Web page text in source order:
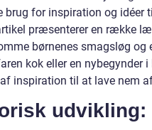
for inspiration og idéer
præsenterer en række
børnenes smagsløg
kok eller en nybegynder
inspiration til at lave nem
udvikling: